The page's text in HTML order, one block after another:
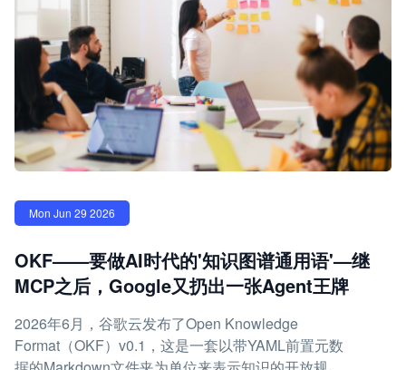
Mon Jun 29 2026
OKF——要做AI时代的'知识图谱通用语'—继
MCP之后，Google又扔出一张Agent王牌
2026年6月，谷歌云发布了Open Knowledge
Format（OKF）v0.1，这是一套以带YAML前置元数